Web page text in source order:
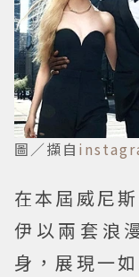
圖／擷自
在本屆威尼
伊以兩套浪
身，展現一